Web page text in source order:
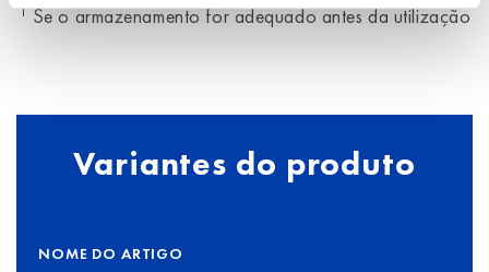
1Se o armazenamento for adequado antes da utilização
Variantes do produto
NOME DO ARTIGO